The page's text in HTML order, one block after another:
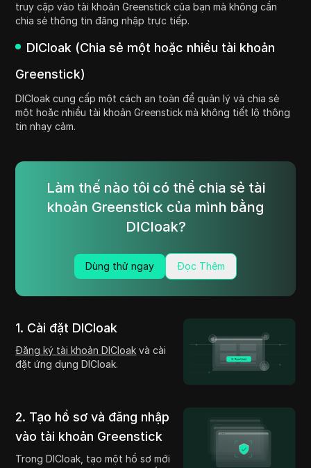
truy cập vào tài khoản Greenstick của bạn mà không cần
chia sẻ thông tin đăng nhập trực tiếp.
DICloak (Chia sẻ một hoặc nhiều tài khoản
Greenstick)
DICloak cung cấp một cách an toàn để quản lý và chia sẻ
một hoặc nhiều tài khoản Greenstick mà không tiết lộ thông
tin nhạy cảm.
Làm thế nào tôi có thể chia sẻ tài
khoản Greenstick của mình bằng
DICloak?
Dùng thử ngay Đọc Thêm
1. Cài đặt DICloak
Đăng ký tài khoản DICloak và cài
đặt ứng dụng DICloak.
2. Tạo hồ sơ và đăng nhập
vào tài khoản Greenstick
Trong DICloak, tạo một hồ sơ mới